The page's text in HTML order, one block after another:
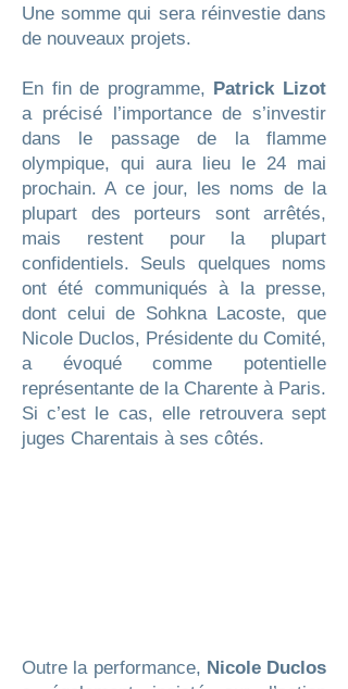
Une somme qui sera réinvestie dans
de nouveaux projets.
En fin de programme, Patrick Lizot
a précisé l’importance de s’investir
dans le passage de la flamme
olympique, qui aura lieu le 24 mai
prochain. A ce jour, les noms de la
plupart des porteurs sont arrêtés,
mais restent pour la plupart
confidentiels. Seuls quelques noms
ont été communiqués à la presse,
dont celui de Sohkna Lacoste, que
Nicole Duclos, Présidente du Comité,
a évoqué comme potentielle
représentante de la Charente à Paris.
Si c’est le cas, elle retrouvera sept
juges Charentais à ses côtés.
Outre la performance, Nicole Duclos